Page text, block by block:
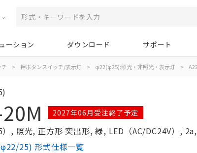
ーション ダウンロード サポート
チ > 押ボタンスイッチ/表示灯 > φ22(φ25):照光・非照光・表示灯 > A22
2027年06月受注終了予定
, 照光, 正方形 突出形, 緑, LED（AC/DC24V）,
25) 形式仕様一覧